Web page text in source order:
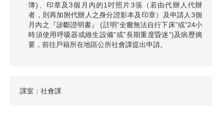
簿)、印章及3個月內的1吋照片3張（若由代辦人代辦
者，則再加附代辦人之身分證影本及印章）及申請人3個
月內之『診斷證明書』 (註明”全癱無法自行下床”或”24小
時須使用呼吸器或維生設備”或”長期重度昏迷”)及病歷摘
要，前往戶籍所在地區公所社會課提出申請。
課室：社會課